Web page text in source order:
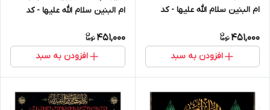
ام البنین سلام الله علیها - کد
451,000
افزودن به سبد
ام البنین سلام الله علیها - کد
451,000
افزودن به سبد